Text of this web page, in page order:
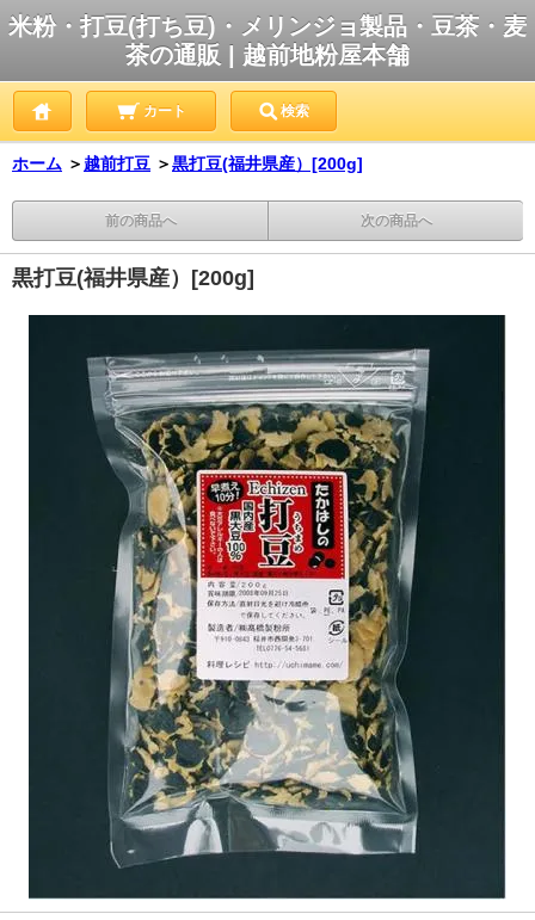
米粉・打豆(打ち豆)・メリンジョ製品・豆茶・麦
茶の通販 | 越前地粉屋本舗
カート 検索
ホーム ＞ 越前打豆 ＞黒打豆(福井県産）[200g]
前の商品へ 次の商品へ
黒打豆(福井県産）[200g]